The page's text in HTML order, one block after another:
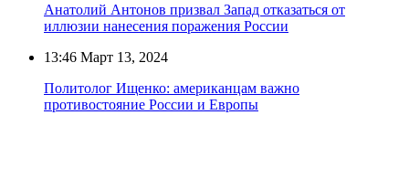
Анатолий Антонов призвал Запад отказаться от
иллюзии нанесения поражения России
13:46 Март 13, 2024
Политолог Ищенко: американцам важно
противостояние России и Европы